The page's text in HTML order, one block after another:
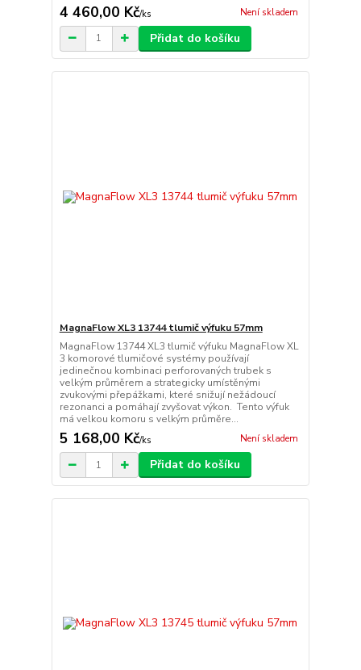
4 460,00 Kč/ks Není skladem
Přidat do košíku
MagnaFlow XL3 13744 tlumič výfuku 57mm
MagnaFlow 13744 XL3 tlumič výfuku MagnaFlow XL
3 komorové tlumičové systémy používají
jedinečnou kombinaci perforovaných trubek s
velkým průměrem a strategicky umístěnými
zvukovými přepážkami, které snižují nežádoucí
rezonanci a pomáhají zvyšovat výkon. Tento výfuk
má velkou komoru s velkým průměre...
5 168,00 Kč/ks Není skladem
Přidat do košíku